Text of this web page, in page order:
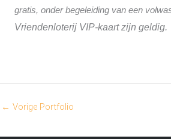
gratis, onder begeleiding van een
Vriendenloterij VIP-kaartzijn geldig.
← Vorige Portfolio